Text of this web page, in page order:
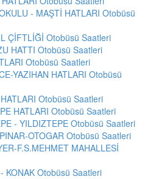
- MAŞTİ HATLARI Otobüsü
ÇİFTLİĞİ Otobüsü Saatleri
HATTI Otobüsü Saatleri
Otobüsü Saatleri
YAZIHAN HATLARI Otobüsü
Otobüsü Saatleri
HATLARI Otobüsü Saatleri
- YILDIZTEPE Otobüsü Saatleri
OTOGAR Otobüsü Saatleri
F.S.MEHMET MAHALLESİ
KONAK Otobüsü Saatleri